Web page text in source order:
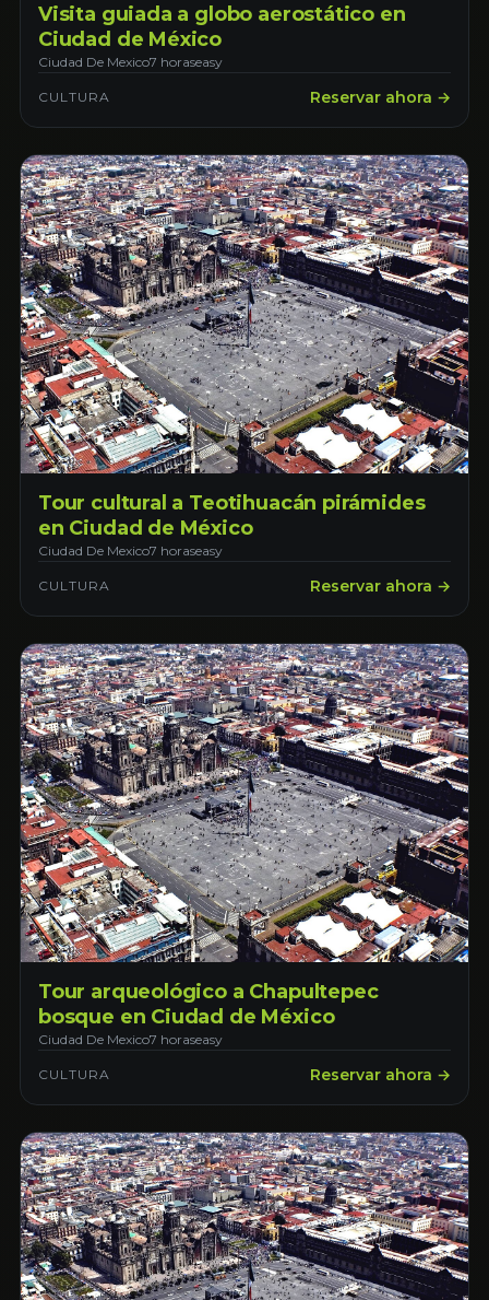
Visita guiada a globo aerostático en
Ciudad de México
Ciudad De Mexico7 horaseasy
CULTURA Reservar ahora →
Tour cultural a Teotihuacán pirámides
en Ciudad de México
Ciudad De Mexico7 horaseasy
CULTURA Reservar ahora →
Tour arqueológico a Chapultepec
bosque en Ciudad de México
Ciudad De Mexico7 horaseasy
CULTURA Reservar ahora →